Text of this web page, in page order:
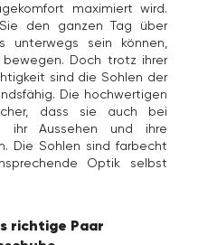
maximiert wird.
den ganzen Tag über
unterwegs sein können,
Doch trotz ihrer
sind die Sohlen der
Die hochwertigen
dass sie auch bei
ihr Aussehen und ihre
Die Sohlen sind farbecht
Optik selbst
richtige Paar